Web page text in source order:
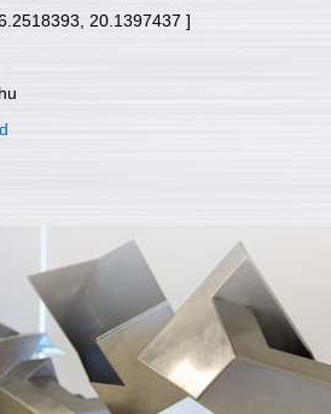
20.1397437 ]